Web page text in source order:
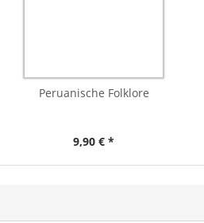
Peruanische Folklore
9,90 € *